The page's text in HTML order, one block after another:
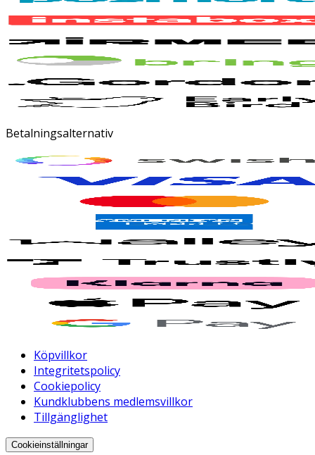
Betalningsalternativ
Köpvillkor
Integritetspolicy
Cookiepolicy
Kundklubbens medlemsvillkor
Tillgänglighet
Cookieinställningar